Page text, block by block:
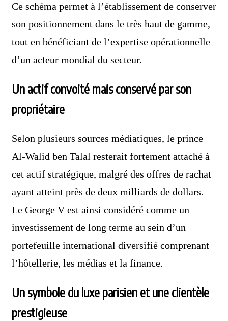
Ce schéma permet à l’établissement de conserver
son positionnement dans le très haut de gamme,
tout en bénéficiant de l’expertise opérationnelle
d’un acteur mondial du secteur.
Un actif convoité mais conservé par son
propriétaire
Selon plusieurs sources médiatiques, le prince
Al-Walid ben Talal resterait fortement attaché à
cet actif stratégique, malgré des offres de rachat
ayant atteint près de deux milliards de dollars.
Le George V est ainsi considéré comme un
investissement de long terme au sein d’un
portefeuille international diversifié comprenant
l’hôtellerie, les médias et la finance.
Un symbole du luxe parisien et une clientèle
prestigieuse